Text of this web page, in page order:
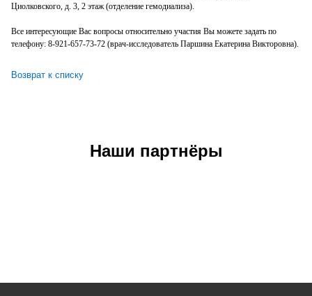
Циолковского, д. 3, 2 этаж (отделение гемодиализа).
Все интересующие Вас вопросы относительно участия Вы можете задать по
телефону: 8-921-657-73-72 (врач-исследователь Паршина Екатерина Викторовна).
Возврат к списку
Наши партнёры